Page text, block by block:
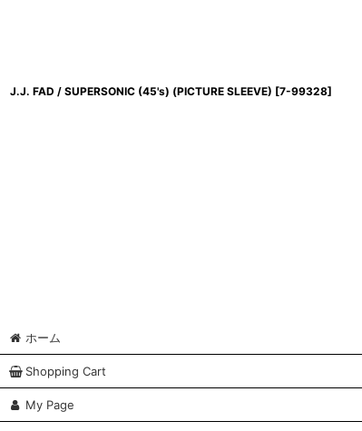
J.J. FAD / SUPERSONIC (45's) (PICTURE SLEEVE) [7-99328]
ホーム
Shopping Cart
My Page